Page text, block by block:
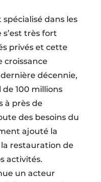
dans les
très fort
privés et cette
crois­sance
décennie,
100 millions
à près de
des besoins du
ajouté la
restauration de
activités.
un acteur